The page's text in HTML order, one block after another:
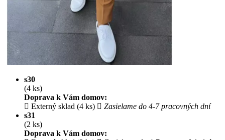
s30
(4 ks)
Doprava k Vám domov:
Externý sklad (4 ks)
Zasielame do 4-7 pracovných dní
s31
(2 ks)
Doprava k Vám domov: